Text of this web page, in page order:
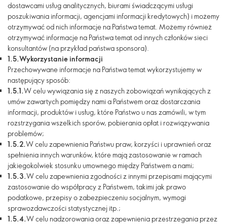
dostawcami usług analitycznych, biurami świadczącymi usługi
poszukiwania informacji, agencjami informacji kredytowych) i możemy
otrzymywać od nich informacje na Państwa temat. Możemy również
otrzymywać informacje na Państwa temat od innych członków sieci
konsultantów (na przykład państwa sponsora).
1.5.Wykorzystanie informacji
Przechowywane informacje na Państwa temat wykorzystujemy w
następujący sposób:
1.5.1.W celu wywiązania się z naszych zobowiązań wynikających z
umów zawartych pomiędzy nami a Państwem oraz dostarczania
informacji, produktów i usług, które Państwo u nas zamówili, w tym
rozstrzygania wszelkich sporów, pobierania opłat i rozwiązywania
problemów;
1.5.2.W celu zapewnienia Państwu praw, korzyści i uprawnień oraz
spełnienia innych warunków, które mają zastosowanie w ramach
jakiegokolwiek stosunku umownego między Państwem a nami;
1.5.3.W celu zapewnienia zgodności z innymi przepisami mającymi
zastosowanie do współpracy z Państwem, takimi jak prawo
podatkowe, przepisy o zabezpieczeniu socjalnym, wymogi
sprawozdawczości statystycznej itp.;
1.5.4.W celu nadzorowania oraz zapewnienia przestrzegania przez